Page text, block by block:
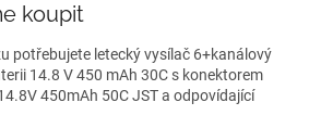
koupit
potřebujete letecký vysílač 6+kanálový
14.8 V 450 mAh 30C s konektorem
450mAh 50C JST a odpovídající